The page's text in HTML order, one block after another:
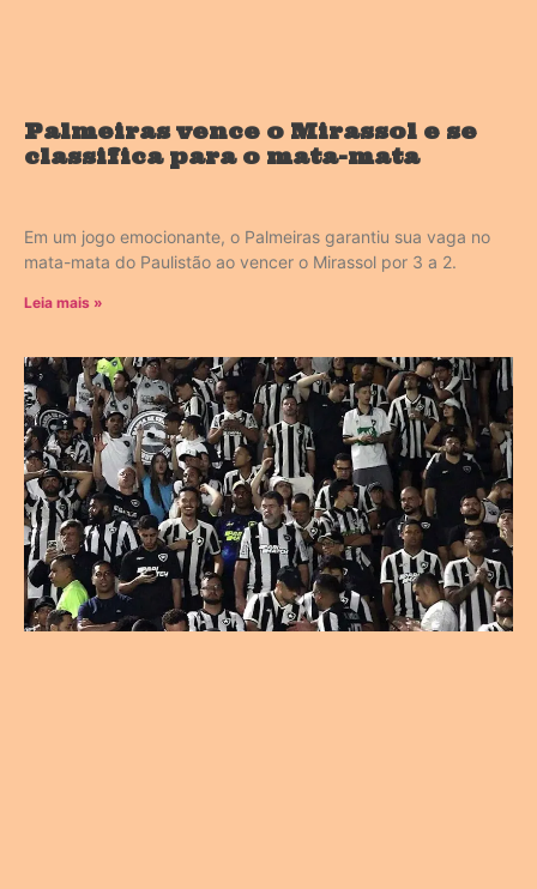
Palmeiras vence o Mirassol e se
classifica para o mata-mata
Em um jogo emocionante, o Palmeiras garantiu sua vaga no
mata-mata do Paulistão ao vencer o Mirassol por 3 a 2.
Leia mais »